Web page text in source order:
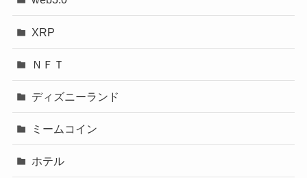
XRP
ＮＦＴ
ディズニーランド
ミームコイン
ホテル